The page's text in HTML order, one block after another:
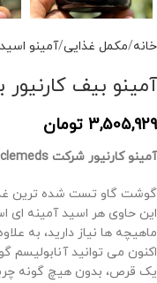
خانه مکمل غذایی آمینو اسید
آمینو بیف
3,505,929 تومان
آمینو کارنیور شرکت Musclemeds
گوشت گاو تست شده ترین
این حاوی هر اسید آمینه ای
ماهیچه ها نیاز دارید، به
اکنون می توانید
یک قرص، بدون هیچ گونه